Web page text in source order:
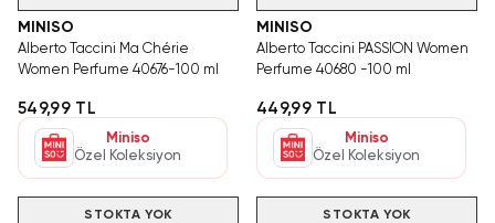
MINISO
Alberto Taccini Ma Chérie
Women Perfume 40676-100 ml
549,99 TL
Miniso
Özel Koleksiyon
MINISO
Alberto Taccini PASSION Women
Perfume 40680 -100 ml
449,99 TL
Miniso
Özel Koleksiyon
STOKTA YOK STOKTA YOK